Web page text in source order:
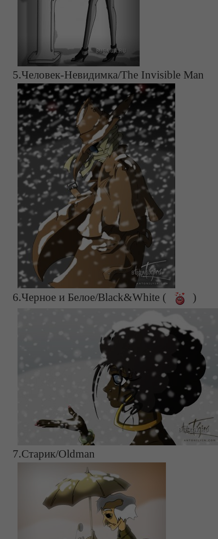
5.Человек-Невидимка/The Invisible Man
6.Черное и Белое/Black&White ( )
7.Старик/Oldman